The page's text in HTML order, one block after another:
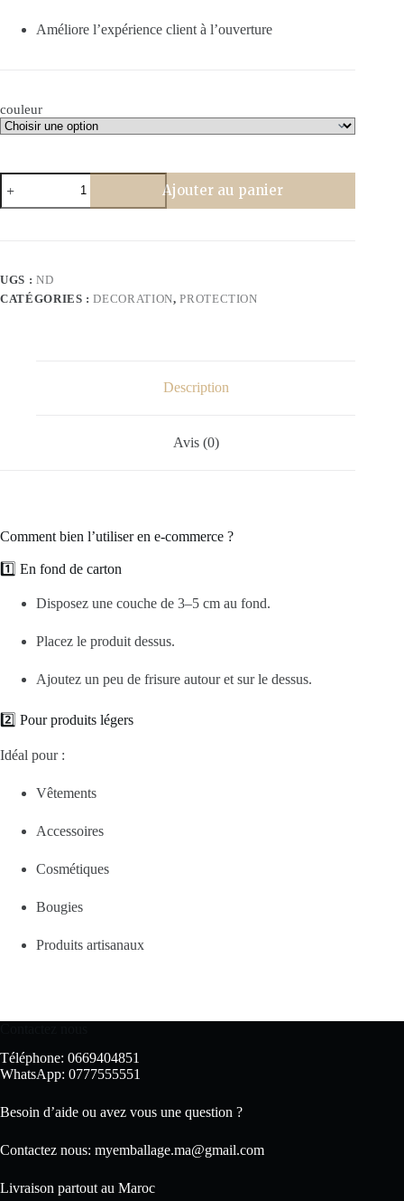
Améliore l’expérience client à l’ouverture
couleur
quantité
de
Frisure
paillettes
meilleure
Ajouter au panier
UGS : ND
CATÉGORIES :DECORATION,PROTECTION
Description
Avis (0)
Comment bien l’utiliser en e-commerce ?
1️⃣ En fond de carton
Disposez une couche de 3–5 cm au fond.
Placez le produit dessus.
Ajoutez un peu de frisure autour et sur le dessus.
2️⃣ Pour produits légers
Idéal pour :
Vêtements
Accessoires
Cosmétiques
Bougies
Produits artisanaux
Téléphone: 0669404851
WhatsApp: 0777555551
Besoin d’aide ou avez vous une question ?
Contactez nous: myemballage.ma@gmail.com
Livraison partout au Maroc